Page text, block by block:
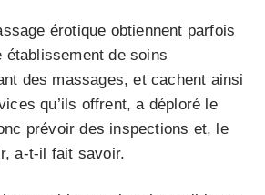
érotique obtiennent parfois
établissement de soins
des massages, et cachent ainsi
qu’ils offrent, a déploré le
prévoir des inspections et, le
a-t-il fait savoir.